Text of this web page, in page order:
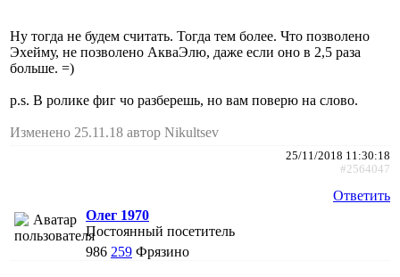
Ну тогда не будем считать. Тогда тем более. Что позволено
Эхейму, не позволено АкваЭлю, даже если оно в 2,5 раза
больше. =)
p.s. В ролике фиг чо разберешь, но вам поверю на слово.
Изменено 25.11.18 автор Nikultsev
25/11/2018 11:30:18
#2564047
Ответить
Олег 1970
Постоянный посетитель
986 259 Фрязино